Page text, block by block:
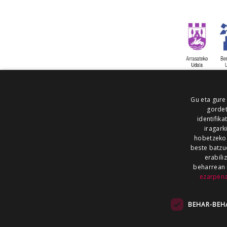
ALEA
NOAUA
Gu eta
hobetzeko.
beste
beharrean
BEHAR-